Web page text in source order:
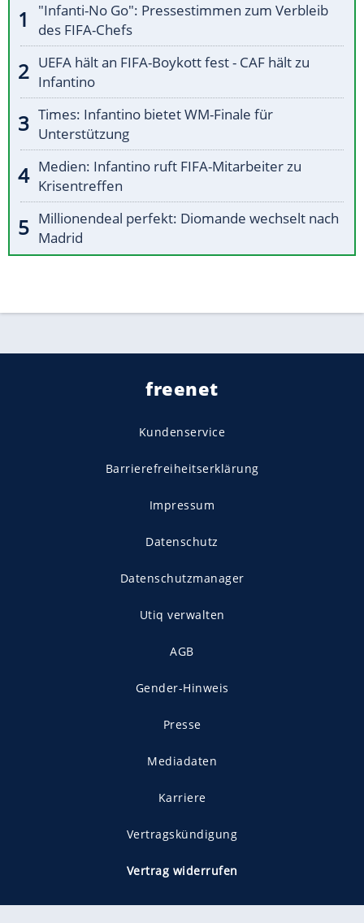
"Infanti-No Go": Pressestimmen zum Verbleib
des FIFA-Chefs
UEFA hält an FIFA-Boykott fest - CAF hält zu
Infantino
Times: Infantino bietet WM-Finale für
Unterstützung
Medien: Infantino ruft FIFA-Mitarbeiter zu
Krisentreffen
Millionendeal perfekt: Diomande wechselt nach
Madrid
freenet
Kundenservice
Barrierefreiheitserklärung
Impressum
Datenschutz
Datenschutzmanager
Utiq verwalten
AGB
Gender-Hinweis
Presse
Mediadaten
Karriere
Vertragskündigung
Vertrag widerrufen